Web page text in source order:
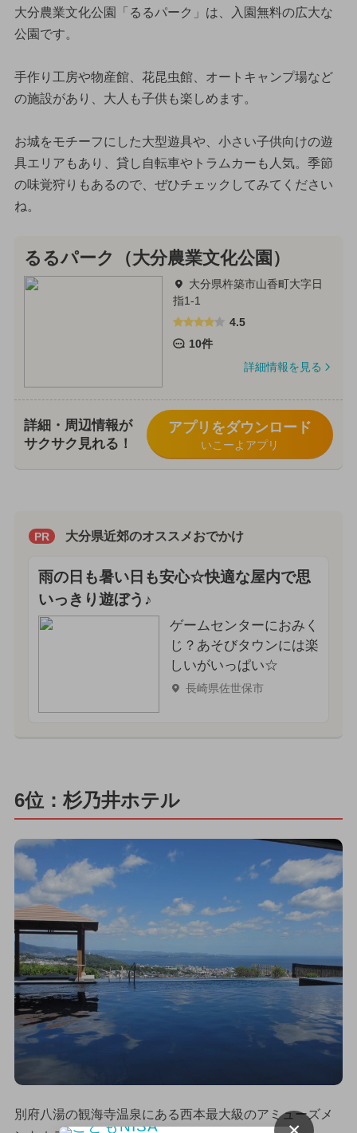
大分農業文化公園「るるパーク」は、入園無料の広大な
公園です。
手作り工房や物産館、花昆虫館、オートキャンプ場など
の施設があり、大人も子供も楽しめます。
お城をモチーフにした大型遊具や、小さい子供向けの遊
具エリアもあり、貸し自転車やトラムカーも人気。季節
の味覚狩りもあるので、ぜひチェックしてみてください
ね。
るるパーク（大分農業文化公園）
大分県杵築市山香町大字日
指1-1
4.5
10件
詳細情報を見る
詳細・周辺情報が
サクサク見れる！
アプリをダウンロード
いこーよアプリ
PR 大分県近郊のオススメおでかけ
雨の日も暑い日も安心☆快適な屋内で思
いっきり遊ぼう♪
ゲームセンターにおみく
じ？あそびタウンには楽
しいがいっぱい☆
長崎県佐世保市
6位：杉乃井ホテル
別府八湯の観海寺温泉にある西本最大級のアミューズメ